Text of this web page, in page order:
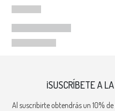
¡SUSCRÍBETE A
Al suscribirte obtendrás un 10%